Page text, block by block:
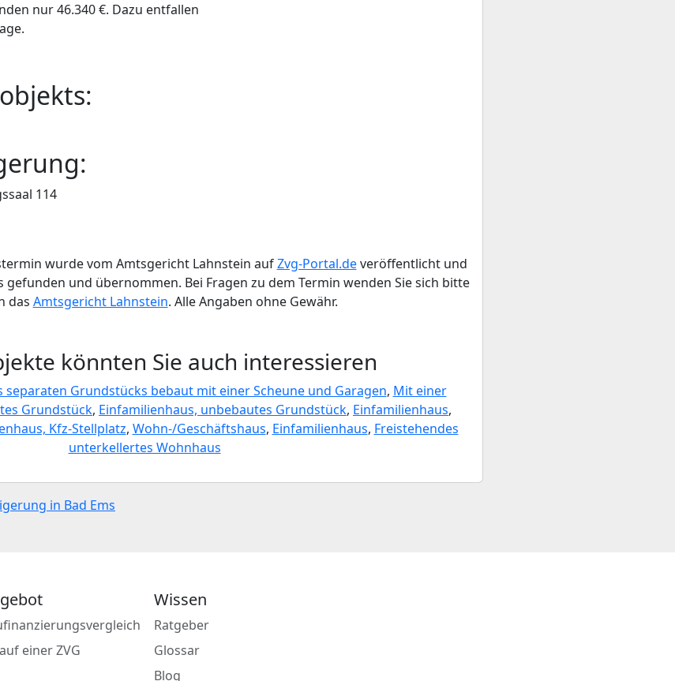
nur 46.340 €. Dazu entfallen
114
wurde vom Amtsgericht Lahnstein aufZvg-Portal.deveröffentlicht und
und übernommen. Bei Fragen zu dem Termin wenden Sie sich bitte
das Amtsgericht Lahnstein. Alle Angaben ohne Gewähr.
könnten Sie auch interessieren
separaten Grundstücks bebaut mit einer Scheune und Garagen, Mit einer
Grundstück, Einfamilienhaus, unbebautes Grundstück, Einfamilienhaus,
Kfz-Stellplatz, Wohn-/Geschäftshaus, Einfamilienhaus, Freistehendes
unterkellertes Wohnhaus
in Bad Ems
einer ZVG
Wissen
Ratgeber
Glossar
Blog